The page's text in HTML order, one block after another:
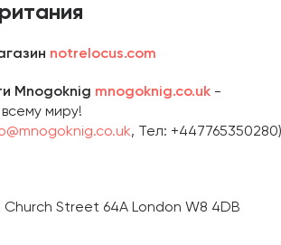
notrelocus.com
Mnogoknig mnogoknig.co.uk -
миру!
, Тел: +447765350280)
Church Street 64A London W8 4DB